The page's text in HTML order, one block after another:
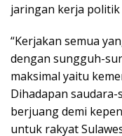
jaringan kerja politik
“Kerjakan semua
dengan sungguh-
maksimal yaitu
Dihadapan
berjuang demi
untuk rakyat